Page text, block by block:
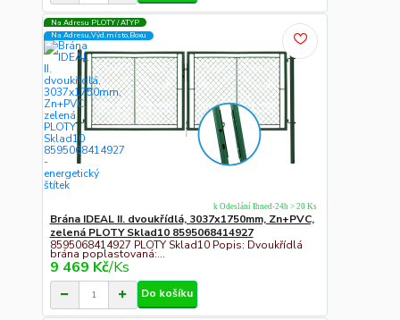
Na Adresu PLOTY / ATYP
Na Adresu,Výd.místo,Boxu
Brána IDEAL II. dvoukřídlá, 3037x1750mm, Zn+PVC,
zelená PLOTY Sklad10 8595068414927
8595068414927 PLOTY Sklad10 Popis: Dvoukřídlá
brána poplastovaná:...
9 469 Kč/Ks
k Odeslání Ihned-24h > 20 Ks
Do košíku